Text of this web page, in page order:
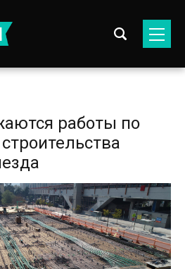
работы по